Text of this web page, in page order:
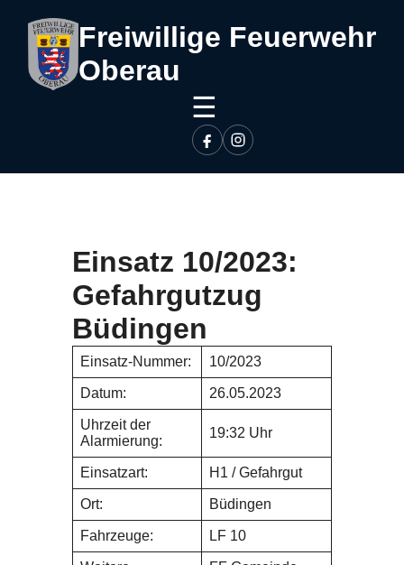
Freiwillige Feuerwehr
Oberau
☰
Einsatz 10/2023:
Gefahrgutzug
Büdingen
Einsatz-Nummer: 10/2023
Datum: 26.05.2023
Uhrzeit der
Alarmierung:
19:32 Uhr
Einsatzart: H1 / Gefahrgut
Ort: Büdingen
Fahrzeuge: LF 10